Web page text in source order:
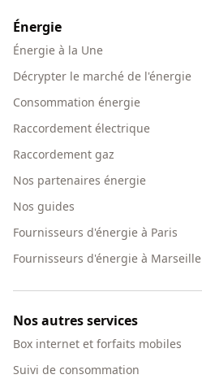
Énergie
Énergie à la Une
Décrypter le marché de l'énergie
Consommation énergie
Raccordement électrique
Raccordement gaz
Nos partenaires énergie
Nos guides
Fournisseurs d'énergie à Paris
Fournisseurs d'énergie à Marseille
Nos autres services
Box internet et forfaits mobiles
Suivi de consommation